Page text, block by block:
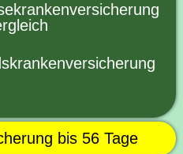
bis 56 Tage